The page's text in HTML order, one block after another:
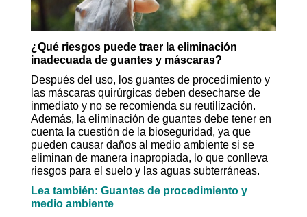
¿Qué riesgos puede traer la eliminación
inadecuada de guantes y máscaras?
Después del uso, los guantes de procedimiento y
las máscaras quirúrgicas deben desecharse de
inmediato y no se recomienda su reutilización.
Además, la eliminación de guantes debe tener en
cuenta la cuestión de la bioseguridad, ya que
pueden causar daños al medio ambiente si se
eliminan de manera inapropiada, lo que conlleva
riesgos para el suelo y las aguas subterráneas.
Lea también: Guantes de procedimiento y
medio ambiente